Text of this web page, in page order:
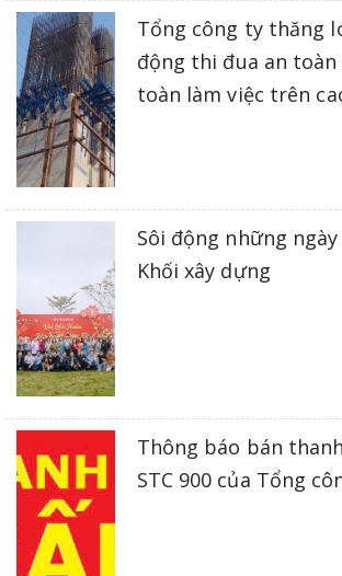
Tổng công ty thăng
động thi đua an toàn
toàn làm việc trên
Sôi động những
Khối xây dựng
Thông báo bán
STC 900 của Tổng